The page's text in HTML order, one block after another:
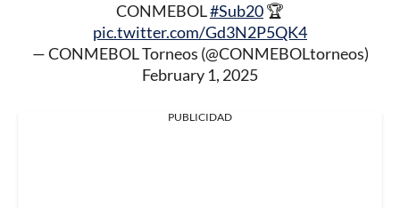
CONMEBOL#Sub20🏆
pic.twitter.com/Gd3N2P5QK4
— CONMEBOL Torneos (@CONMEBOLtorneos)
February 1, 2025
PUBLICIDAD